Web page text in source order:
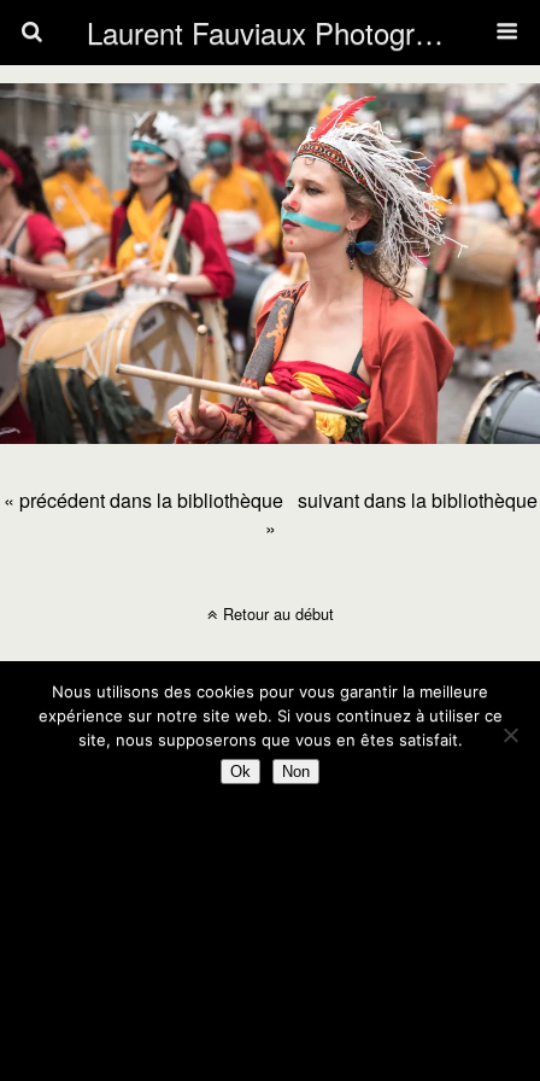
Laurent Fauviaux Photography
« précédent dans la bibliothèque suivant dans la bibliothèque
»
Retour au début
Nous utilisons des cookies pour vous garantir la meilleure
expérience sur notre site web. Si vous continuez à utiliser ce
site, nous supposerons que vous en êtes satisfait.
Ok Non